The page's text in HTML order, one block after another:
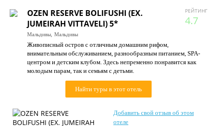
Цены дня
Страны
Как купить
О нас
РЕЙТИНГ
4.7
OZEN RESERVE BOLIFUSHI (EX.
JUMEIRAH VITTAVELI) 5*
Мальдивы, Мальдивы
Живописный остров с отличным домашним рифом,
внимательным обслуживанием, разнообразным питанием, SPA-
центром и детским клубом. Здесь непременно понравится как
молодым парам, так и семьям с детьми.
Найти туры в этот отель
Добавить свой отзыв об этом
отеле